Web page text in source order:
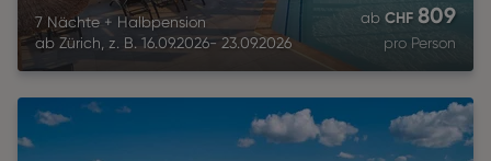
7 Nächte+ Halbpension
ab Zürich, z. B. 16.09.2026- 23.09.2026
ab CHF 809
pro Person